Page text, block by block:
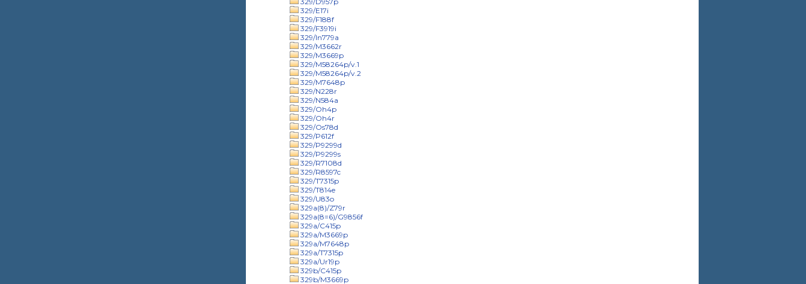
329/E17i
329/F188f
329/F3919i
329/In779a
329/M3662r
329/M3669p
329/M58264p/v.1
329/M58264p/v.2
329/M7648p
329/N228r
329/N584a
329/Oh4p
329/Oh4r
329/Os78d
329/P612f
329/P9299d
329/P9299s
329/R7108d
329/R8597c
329/T7315p
329/T814e
329/U83o
329a(8)/Z79r
329a(8=6)/G9856f
329a/C415p
329a/M3669p
329a/M7648p
329a/T7315p
329a/Ur19p
329b/C415p
329b/M3669p